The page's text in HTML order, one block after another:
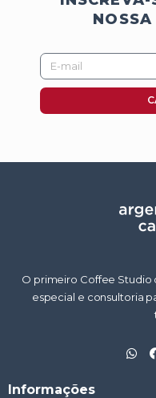
E-
mail
O primeiro Coffee Studio
especial e consultoria
W
h
Informações